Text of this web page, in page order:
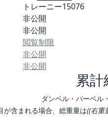
トレーニー15076
非公開
非公開
閲覧制限
非公開
非公開
累
ダンベル・バーベル
含まれる場合、総重量は((右重